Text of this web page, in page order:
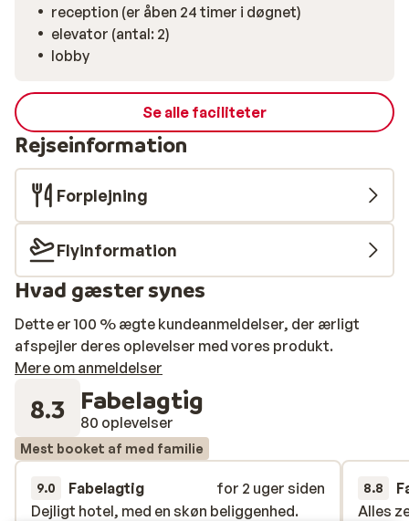
reception (er åben 24 timer i døgnet)
elevator (antal: 2)
lobby
Se alle faciliteter
Rejseinformation
Forplejning
Flyinformation
Hvad gæster synes
Dette er 100 % ægte kundeanmeldelser, der ærligt
afspejler deres oplevelser med vores produkt.
Mere om anmeldelser
8.3 Fabelagtig
80 oplevelser
Mest booket af med familie
9.0 Fabelagtig
for 2 uger siden
Dejligt hotel, med en skøn beliggenhed.
Dejligt hotel, med en skøn beliggenhed.
8.8
Alles
Alles